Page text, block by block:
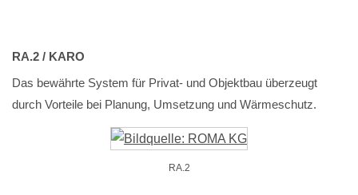
RA.2 / KARO
Das bewährte System für Privat- und Objektbau überzeugt
durch Vorteile bei Planung, Umsetzung und Wärmeschutz.
RA.2